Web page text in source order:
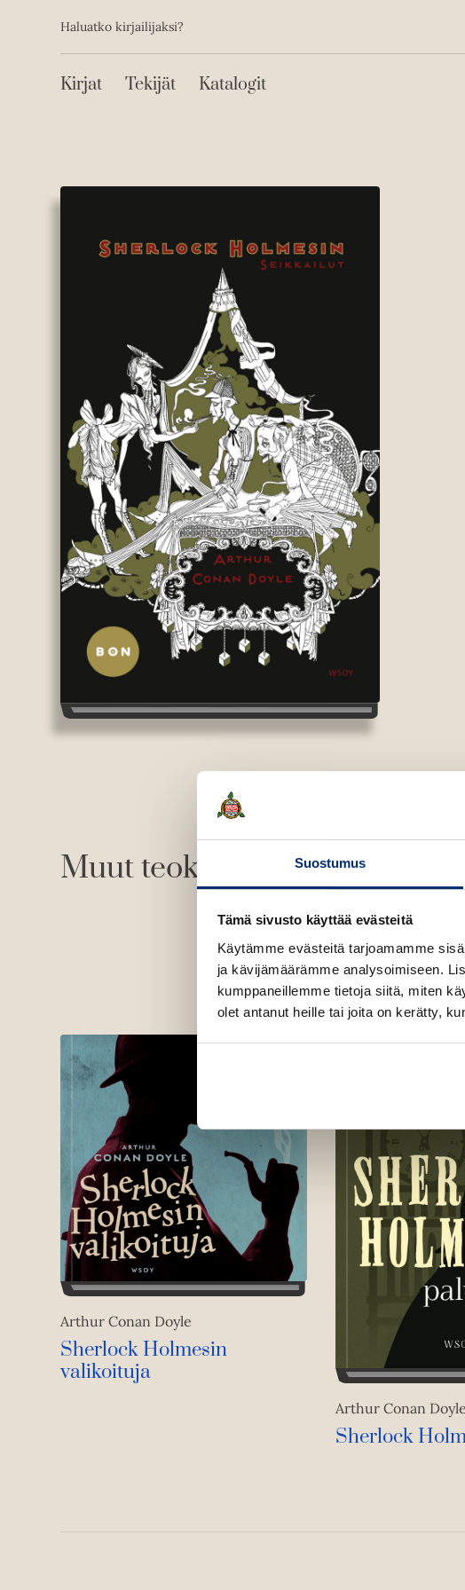
Suostumus
Tämä sivusto käyttää evästeitä
Käytämme evästeitä tarjoamamme
ja kävijämäärämme analysoimiseen.
kumppaneillemme tietoja siitä, miten
olet antanut heille tai joita on kerätty,
sisältöönToissijainen
Haluatko kirjailijaksi?
Päävalikko
Kirjat Tekijät Katalogit
Muut teokset
Arthur Conan Doyle
Sherlock Holmesin
valikoituja
Arthur Conan Doyle
Sherlock